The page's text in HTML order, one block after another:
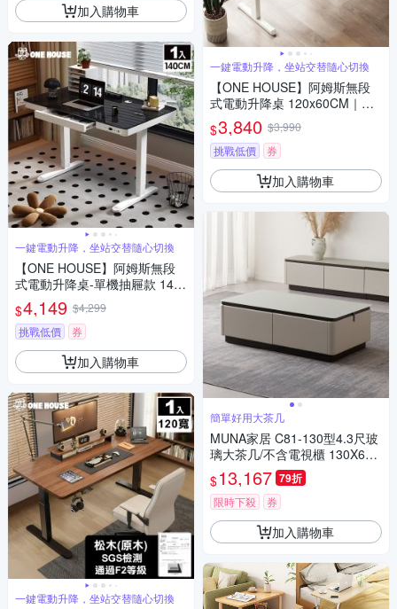
加入購物車
一鍵電動升降，坐站交替隨心切換
【ONE HOUSE】阿姆斯無段
式電動升降桌-單機抽屜款 140x
60CM｜靜音操控 高承重 (書
桌/辦公桌/工作桌)
$4,149 $4,299
挑戰低價
券
加入購物車
一鍵電動升降，坐站交替隨心切換
一鍵電動升降，坐站交替隨心切換
【ONE HOUSE】阿姆斯無段
式電動升降桌 120x60CM｜正
裝雙機馬達 靜音操控 高承重
(書桌/辦公桌/工作桌)
$3,840 $3,990
挑戰低價
券
加入購物車
簡單好用大茶几
MUNA家居 C81-130型4.3尺玻
璃大茶几/不含電視櫃 130X68X
42cm
$13,167 79折
限時下殺 券
加入購物車